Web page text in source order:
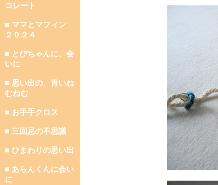
コレート
■ ママとマフィン
２０２４
■ とびちゃんに、会
いに
■ 思い出の、青いね
むねむ
■ お手手クロス
■ 三回忌の不思議
■ ひまわりの思い出
■ あらんくんに会い
に